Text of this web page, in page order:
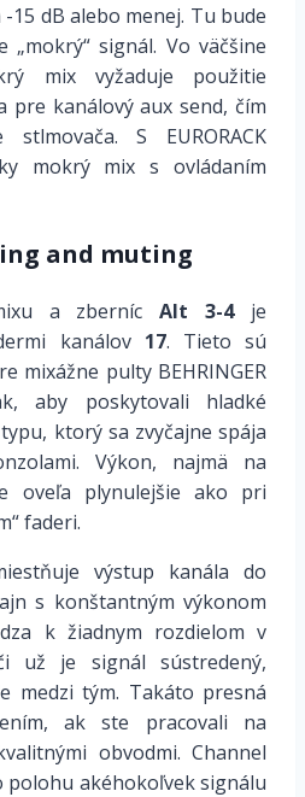
15 dB alebo menej. Tu bude
„mokrý“ signál. Vo väčšine
mix vyžaduje použitie
pre kanálový aux send, čím
S EURORACK
mokrý mix s ovládaním
and muting
a zbernícAlt 3-4je
kanálov 17. Tieto sú
mixážne pulty BEHRINGER
aby poskytovali hladké
ktorý sa zvyčajne spája
Výkon, najmä na
oveľa plynulejšie ako pri
faderi.
výstup kanála do
s konštantným výkonom
k žiadnym rozdielom v
už je signál sústredený,
medzi tým. Takáto presná
ak ste pracovali na
obvodmi. Channel
polohu akéhokoľvek signálu